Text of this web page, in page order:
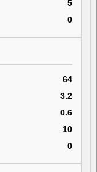
5
0
64
3.2
0.6
10
0